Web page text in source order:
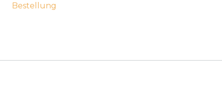
Bestellung